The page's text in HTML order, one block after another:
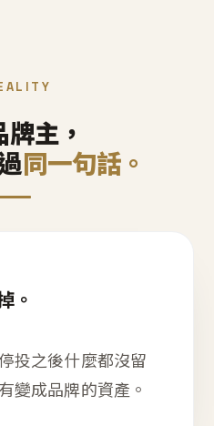
主，
同一句話。
。
投之後什麼都沒留
變成品牌的資產。